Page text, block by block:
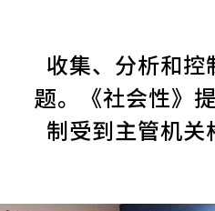
收集、分析和
题。《社会性》
制受到主管机